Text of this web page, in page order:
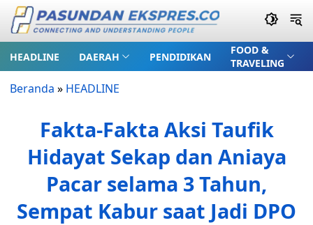
HEADLINE DAERAH PENDIDIKAN
FOOD &
TRAVELING
Beranda » HEADLINE
Fakta-Fakta Aksi Taufik
Hidayat Sekap dan Aniaya
Pacar selama 3 Tahun,
Sempat Kabur saat Jadi DPO